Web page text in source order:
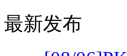
最新发布